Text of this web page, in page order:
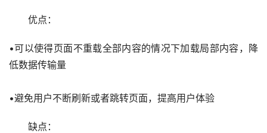
优点：
•可以使得页面不重载全部内容的情况下加载局部内容，降
低数据传输量
•避免用户不断刷新或者跳转页面，提高用户体验
缺点：